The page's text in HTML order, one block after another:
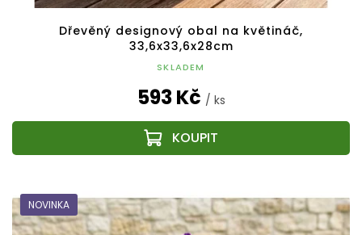
Dřevěný designový obal na květináč,
33,6x33,6x28cm
SKLADEM
593 Kč / ks
NOVINKA